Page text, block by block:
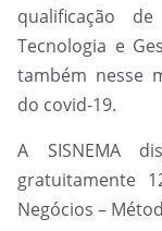
qualificação
Tecnologia e
também nesse
do covid-19.
A SISNEMA
gratuitamente
Negócios –